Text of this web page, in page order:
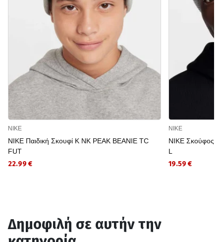
NIKE
NIKE Παιδική Σκουφί K NK PEAK BEANIE TC
FUT
22.99 €
NIKE
NIKE Σκούφος
L
19.59 €
Δημοφιλή σε αυτήν την